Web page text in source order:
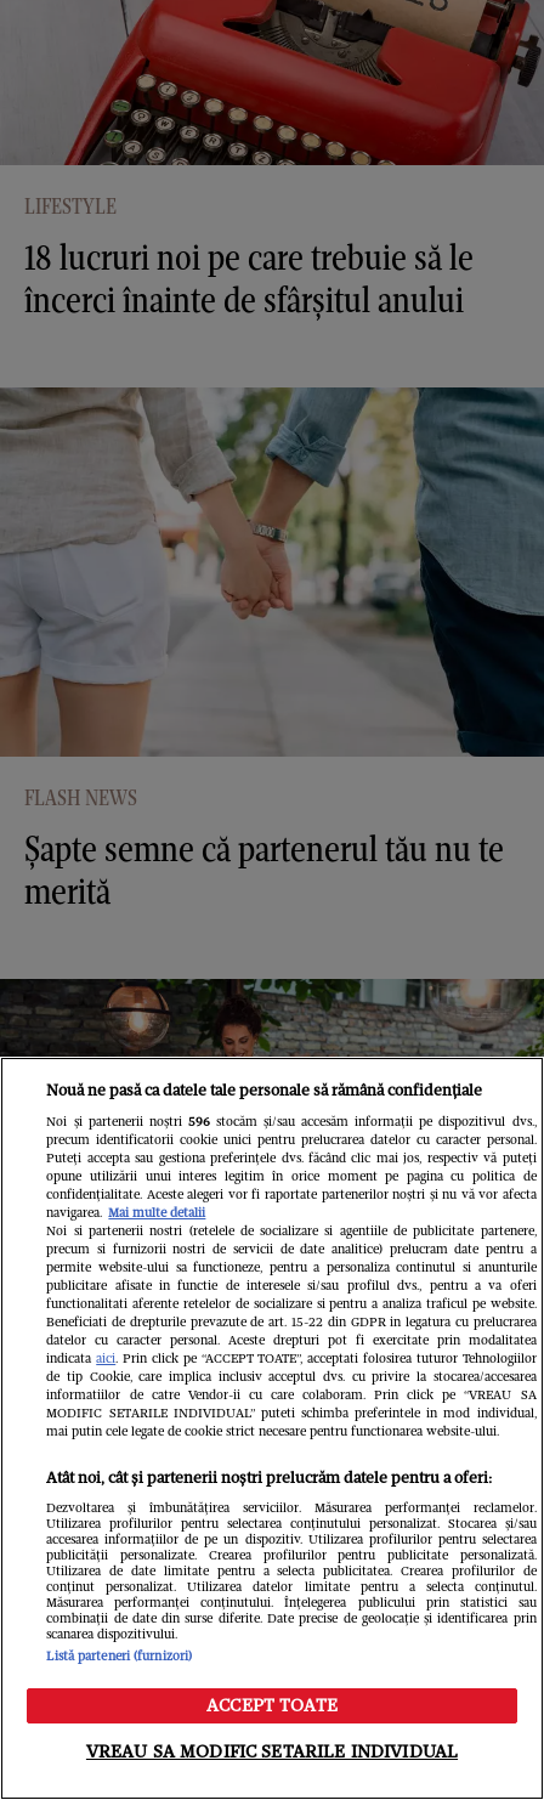
LIFESTYLE
18 lucruri noi pe care trebuie să le
încerci înainte de sfârșitul anului
FLASH NEWS
Șapte semne că partenerul tău nu te
merită
LIFESTYLE
4 sfaturi ca să organizezi cele mai
frumoase petreceri
Meniu Caută
Nouă ne pasă ca datele tale personale să rămână confidențiale
Noi și partenerii noștri 596stocăm și/sau accesăm informații pe dispozitivul dvs.,
precum identificatorii cookie unici pentru prelucrarea datelor cu caracter personal.
Puteți accepta sau gestiona preferințele dvs. făcând clic mai jos, respectiv vă puteți
opune utilizării unui interes legitim în orice moment pe pagina cu politica de
confidențialitate. Aceste alegeri vor fi raportate partenerilor noștri și nu vă vor afecta
navigarea. Mai multe detalii
Noi si partenerii nostri (retelele de socializare si agentiile de publicitate partenere,
precum si furnizorii nostri de servicii de date analitice) prelucram date pentru a
permite website-ului sa functioneze, pentru a personaliza continutul si anunturile
publicitare afisate in functie de interesele si/sau profilul dvs., pentru a va oferi
functionalitati aferente retelelor de socializare si pentru a analiza traficul pe website.
Beneficiati de drepturile prevazute de art. 15-22 din GDPR in legatura cu prelucrarea
datelor cu caracter personal. Aceste drepturi pot fi exercitate prin modalitatea
indicataaici. Prin click pe “ACCEPT TOATE”, acceptati folosirea tuturor Tehnologiilor
de tip Cookie, care implica inclusiv acceptul dvs. cu privire la stocarea/accesarea
informatiilor de catre Vendor-ii cu care colaboram. Prin click pe “VREAU SA
MODIFIC SETARILE INDIVIDUAL” puteti schimba preferintele in mod individual,
mai putin cele legate de cookie strict necesare pentru functionarea website-ului.
Atât noi, cât și partenerii noștri prelucrăm datele pentru a oferi:
Dezvoltarea și îmbunătățirea serviciilor. Măsurarea performanței reclamelor.
Utilizarea profilurilor pentru selectarea conținutului personalizat. Stocarea și/sau
accesarea informațiilor de pe un dispozitiv. Utilizarea profilurilor pentru selectarea
publicității personalizate. Crearea profilurilor pentru publicitate personalizată.
Utilizarea de date limitate pentru a selecta publicitatea. Crearea profilurilor de
conținut personalizat. Utilizarea datelor limitate pentru a selecta conținutul.
Măsurarea performanței conținutului. Înțelegerea publicului prin statistici sau
combinații de date din surse diferite. Date precise de geolocație și identificarea prin
scanarea dispozitivului.
Listă parteneri (furnizori)
ACCEPT TOATE
VREAU SA MODIFIC SETARILE INDIVIDUAL